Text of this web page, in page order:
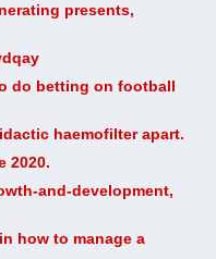
presents,
do betting on football
haemofilter apart.
2020.
and-development,
how to manage a